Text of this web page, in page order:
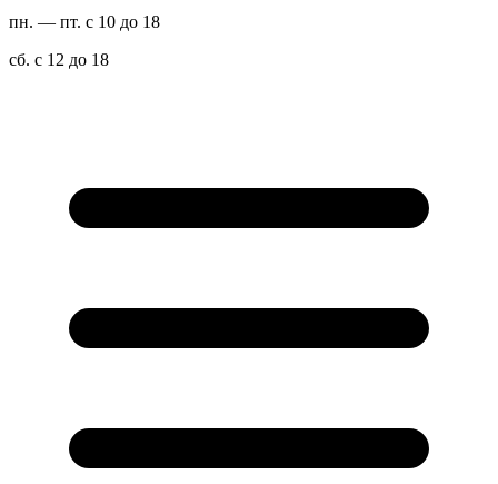
пн. — пт. с 10 до 18
сб. с 12 до 18